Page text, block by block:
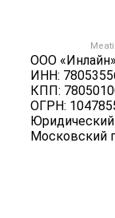
ООО «Инлайн»
ИНН:
КПП:
ОГРН:
Юридический
Московский